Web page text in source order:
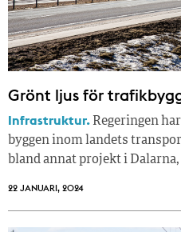
Grönt ljus för
Infrastruktur. Regeringen
byggen inom landets
bland annat projekt i
22 JANUARI, 2024